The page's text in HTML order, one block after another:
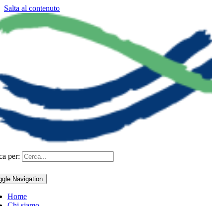
Salta al contenuto
per:
Navigation
Home